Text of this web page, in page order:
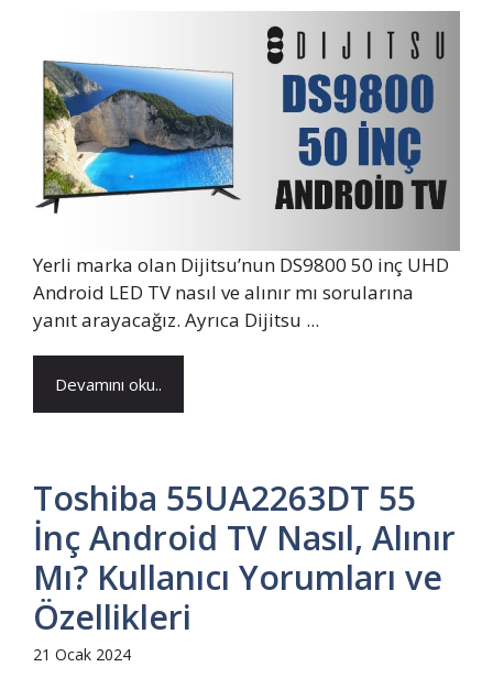
Yerli marka olan Dijitsu’nun DS9800 50 inç UHD
Android LED TV nasıl ve alınır mı sorularına
yanıt arayacağız. Ayrıca Dijitsu ...
Devamını oku..
Toshiba 55UA2263DT 55
İnç Android TV Nasıl, Alınır
Mı? Kullanıcı Yorumları ve
Özellikleri
21 Ocak 2024